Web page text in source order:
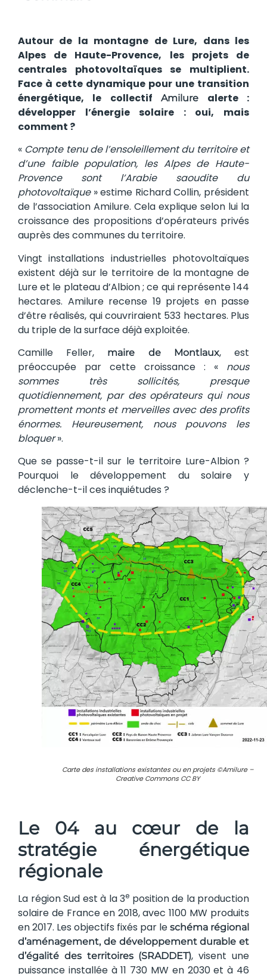
Autour de la montagne de Lure, dans les
Alpes de Haute-Provence, les projets de
centrales photovoltaïques se multiplient.
Face à cette dynamique pour une transition
énergétique, le collectifAmilure
alerte :
développer l’énergie solaire : oui, mais
comment ?
« Compte tenu de l’ensoleillement du territoire et
d’une faible population, les Alpes de Haute-
Provence sont l’Arabie saoudite du
photovoltaïque» estime Richard Collin, président
de l’association Amilure. Cela explique selon lui la
croissance des propositions d’opérateurs privés
auprès des communes du territoire.
Vingt installations industrielles photovoltaïques
existent déjà sur le territoire de la montagne de
Lure et le plateau d’Albion ; ce qui représente 144
hectares. Amilure recense 19 projets en passe
d’être réalisés, qui couvriraient 533 hectares. Plus
du triple de la surface déjà exploitée.
Camille Feller,
maire de Montlaux, est
préoccupée par cette croissance : « nous
sommes très sollicités, presque
quotidiennement, par des opérateurs qui nous
promettent monts et merveilles avec des profits
énormes. Heureusement, nous pouvons les
bloquer».
Que se passe-t-il sur le territoire Lure-Albion ?
Pourquoi le développement du solaire y
déclenche-t-il ces inquiétudes ?
Carte des installations existantes ou en projets ©Amilure –
Creative Commons CC BY
Le 04 au cœur de la
stratégie énergétique
régionale
La région Sud est à la 3e position de la production
solaire de France en 2018, avec 1100 MW produits
en 2017. Les objectifs fixés par le schéma régional
d’aménagement, de développement durable et
d’égalité des territoires (SRADDET), visent une
puissance installée à 11 730 MW en 2030 et à 46